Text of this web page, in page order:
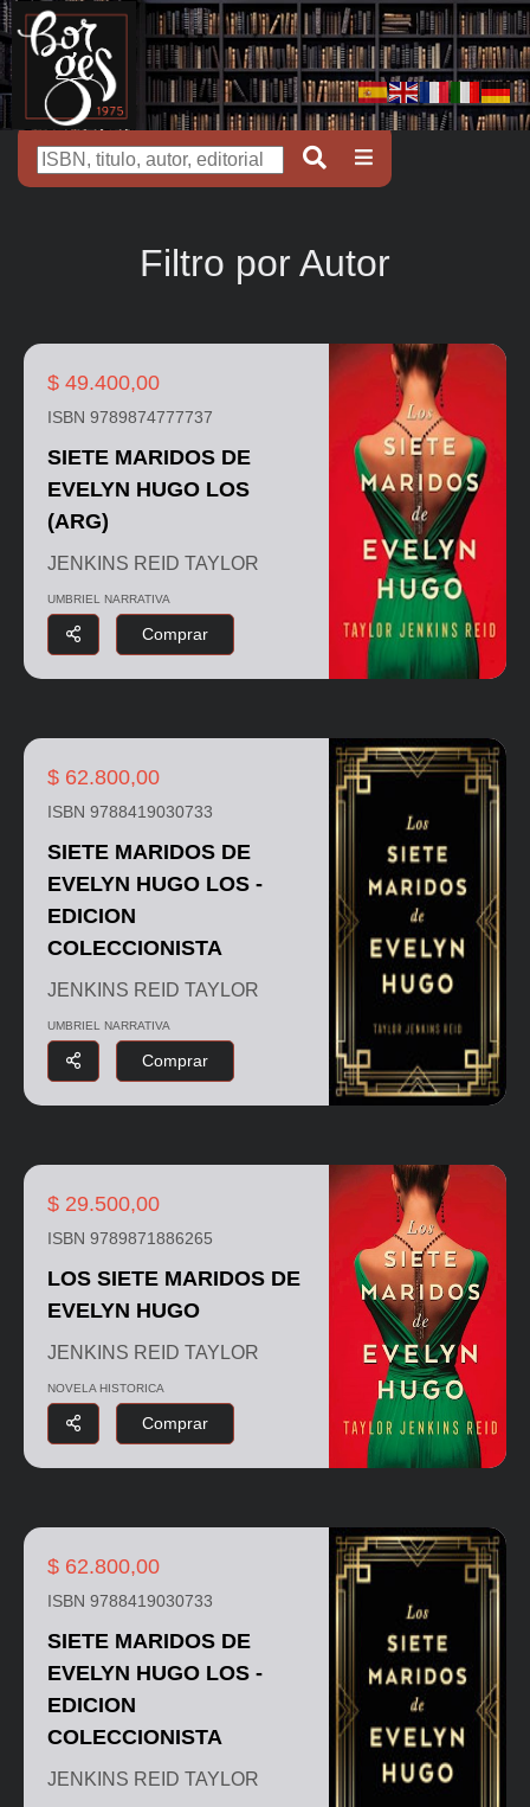
Filtro por Autor
$ 49.400,00
ISBN 9789874777737
SIETE MARIDOS DE
EVELYN HUGO LOS
(ARG)
JENKINS REID TAYLOR
UMBRIEL NARRATIVA
Comprar
$ 62.800,00
ISBN 9788419030733
SIETE MARIDOS DE
EVELYN HUGO LOS -
EDICION
COLECCIONISTA
JENKINS REID TAYLOR
UMBRIEL NARRATIVA
Comprar
$ 29.500,00
ISBN 9789871886265
LOS SIETE MARIDOS DE
EVELYN HUGO
JENKINS REID TAYLOR
NOVELA HISTORICA
Comprar
$ 62.800,00
ISBN 9788419030733
SIETE MARIDOS DE
EVELYN HUGO LOS -
EDICION
COLECCIONISTA
JENKINS REID TAYLOR